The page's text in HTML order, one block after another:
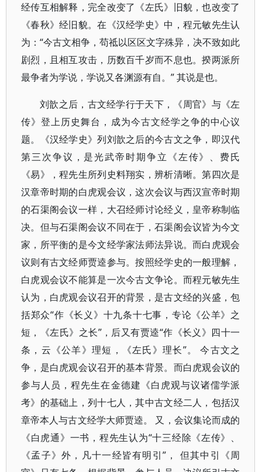
经传互相解释，完全改变了《左氏》旧貌，也改变了
《春秋》经旧貌。在《汉经学史》中，程元敏先生认
为：“今古文相争，苟祗以区区文字殊异，决不致如此
剧烈，且相互攻击，历数百千岁而不息也。揆两派所
最争者为学说，学说又各渊源有自。” 其说是也。
刘歆之后，古文经学行于天下，《周官》与《左
传》登上历史舞台，成为今古文经学之争的中心议
题。《汉经学史》列刘歆之后的今古文之争，即汉代
第三次争议，是光武帝时期争立《左传》、费氏
《易》，程先生所列史料翔实，辨析清晰。第四次是
汉章帝时期的白虎观会议，这次会议与西汉宣帝时期
的石渠阁会议一样，大召经师讨论经义，皇帝称制临
决。但与石渠阁会议不同在于，石渠阁会议皆为今文
家，所平衡的是今文经学家法师法异说。而白虎观会
议则有古文经师贾逵参与。按照经学史的一般理解，
白虎观会议不能算是一次今古文争论。而程元敏先生
认为，白虎观会议召开的背景，是古文经的兴盛，包
括郑众“作《长义》十九条十七事，专论《公羊》之
短，《左氏》之长”，后又有贾逵“作《长义》四十一
条，云《公羊》理短，《左氏》理长”。 今古文之
争，是白虎观会议召开的基本背景。而白虎观会议的
参与人员，程先生在金德建《白虎观与议诸儒学派
考》的基础上，列十七人，其中古文经二人，包括汉
章帝本人与古文经学大师贾逵。 又，会议集论而成的
《白虎通》一书，程先生认为“十三经除《左传》、
《孟子》外，凡十一经皆有明引”， 但其中引《周